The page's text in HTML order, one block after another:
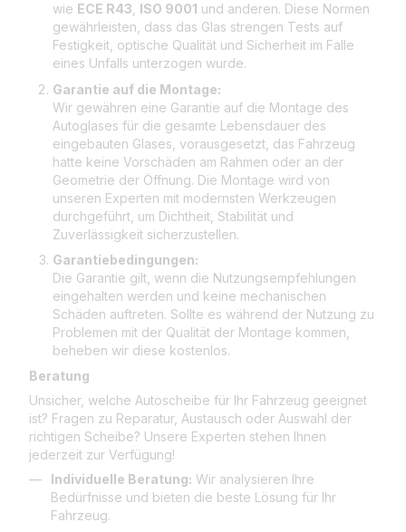
wie ECE R43 ISO 9001 und anderen. Diese Normen
gewährleisten, dass das Glas strengen Tests auf
Festigkeit, optische Qualität und Sicherheit im Falle
eines Unfalls unterzogen wurde.
Garantie auf die Montage:
Wir gewähren eine Garantie auf die Montage des
Autoglases für die gesamte Lebensdauer des
eingebauten Glases, vorausgesetzt, das Fahrzeug
hatte keine Vorschäden am Rahmen oder an der
Geometrie der Öffnung. Die Montage wird von
unseren Experten mit modernsten Werkzeugen
durchgeführt, um Dichtheit, Stabilität und
Zuverlässigkeit sicherzustellen.
Garantiebedingungen:
Die Garantie gilt, wenn die Nutzungsempfehlungen
eingehalten werden und keine mechanischen
Schäden auftreten. Sollte es während der Nutzung zu
Problemen mit der Qualität der Montage kommen,
beheben wir diese kostenlos.
Beratung
Unsicher, welche Autoscheibe für Ihr Fahrzeug geeignet
ist? Fragen zu Reparatur, Austausch oder Auswahl der
richtigen Scheibe? Unsere Experten stehen Ihnen
jederzeit zur Verfügung!
Individuelle Beratung: Wir analysieren Ihre
Bedürfnisse und bieten die beste Lösung für Ihr
Fahrzeug.